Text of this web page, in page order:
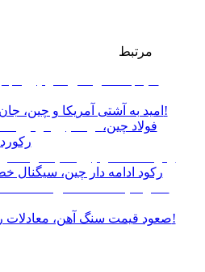
مرتبط
امید به آشتی آمریکا و چین، جان دوباره به نفت داد!
فولاد چین،
رکود ادامه دار چین، سیگنال
صعود قیمت سنگ آهن، معادلات را در چین به هم زد!